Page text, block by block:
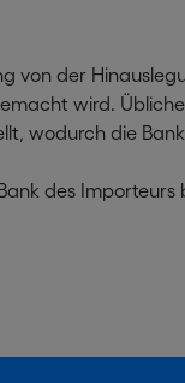
von der
wird.
wodurch die
des